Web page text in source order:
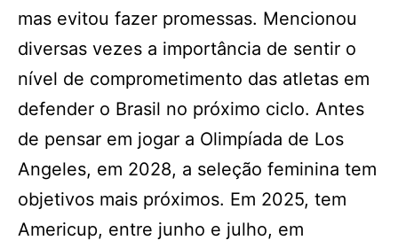
mas evitou fazer promessas. Mencionou
diversas vezes a importância de sentir o
nível de comprometimento das atletas em
defender o Brasil no próximo ciclo. Antes
de pensar em jogar a Olimpíada de Los
Angeles, em 2028, a seleção feminina tem
objetivos mais próximos. Em 2025, tem
Americup, entre junho e julho, em